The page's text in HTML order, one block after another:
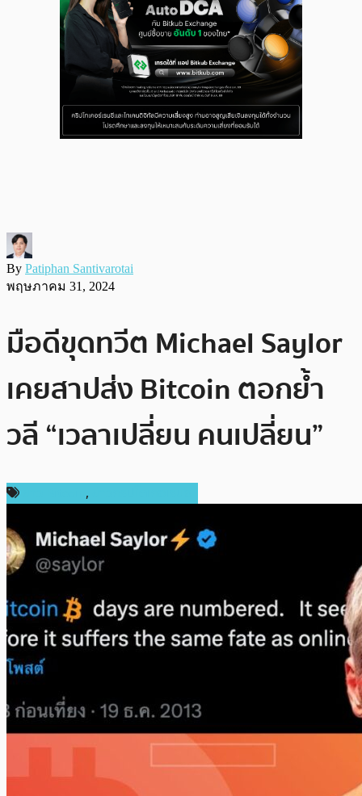
By Patiphan Santivarotai
พฤษภาคม 31, 2024
มือดีขุดทวีต Michael Saylor
เคยสาปส่ง Bitcoin ตอกย้ำ
วลี “เวลาเปลี่ยน คนเปลี่ยน”
,